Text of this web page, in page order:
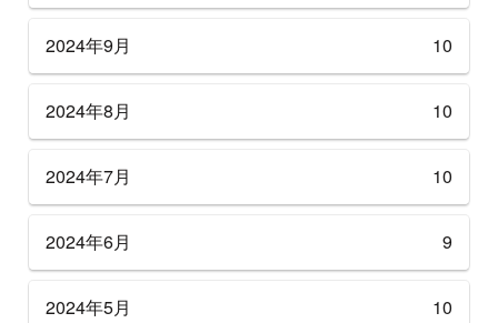
2024年9月 10
2024年8月 10
2024年7月 10
2024年6月 9
2024年5月 10